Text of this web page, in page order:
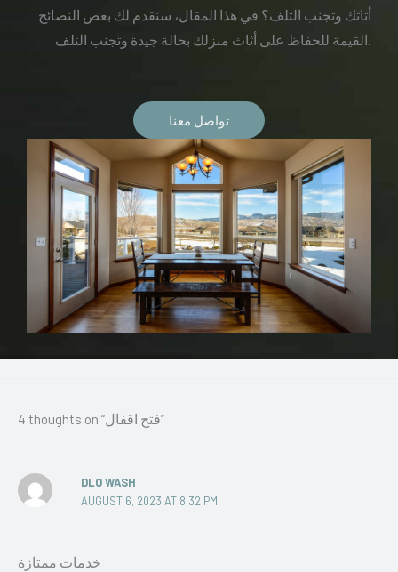
أثاثك وتجنب التلف؟ في هذا المقال، سنقدم لك بعض النصائح
القيمة للحفاظ على أثاث منزلك بحالة جيدة وتجنب التلف.
تواصل معنا
4 thoughts on “فتح اقفال”
DLO WASH
AUGUST 6, 2023 AT 8:32 PM
خدمات ممتازة